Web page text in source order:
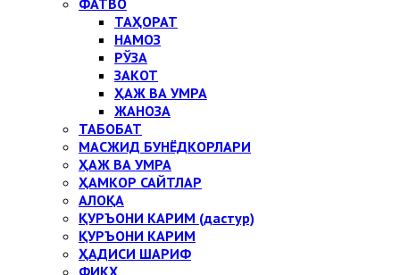
ФАТВО
ТАҲОРАТ
НАМОЗ
РЎЗА
ЗАКОТ
ҲАЖ ВА УМРА
ЖАНОЗА
ТАБОБАТ
МАСЖИД БУНЁДКОРЛАРИ
ҲАЖ ВА УМРА
ҲАМКОР САЙТЛАР
АЛОҚА
ҚУРЪОНИ КАРИМ (дастур)
ҚУРЪОНИ КАРИМ
ҲАДИСИ ШАРИФ
ФИҚҲ